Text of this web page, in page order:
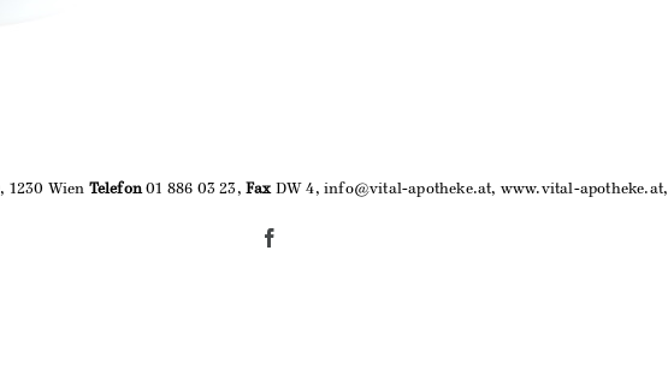
1230 Wien Telefon01 886 03 23,FaxDW 4, info@vital-apotheke.at, www.vital-apotheke.at,